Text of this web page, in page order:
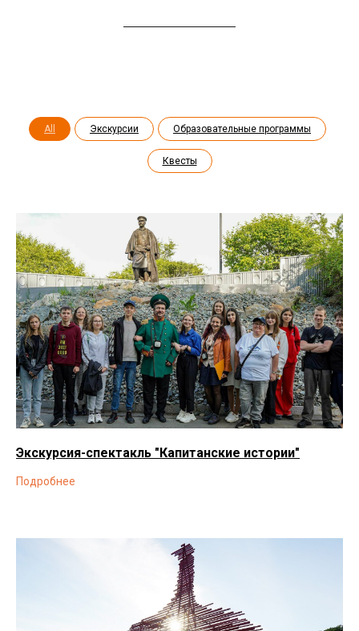
All Экскурсии Образовательные программы
Квесты
Экскурсия-спектакль "Капитанские истории"
Подробнее